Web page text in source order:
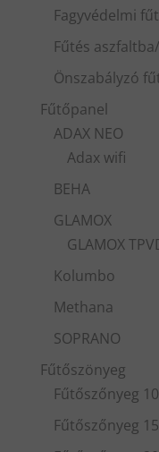
Fagyvédelmi
Fűtés
Önszabályzó
Fűtőpanel
ADAX NEO
Adax wifi
BEHA
GLAMOX
GLAMOX
Kolumbo
Methana
SOPRANO
Fűtőszönyeg
Fűtőszőnyeg
Fűtőszőnyeg